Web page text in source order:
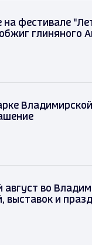
на фестивале
глиняного
август во
выставок и